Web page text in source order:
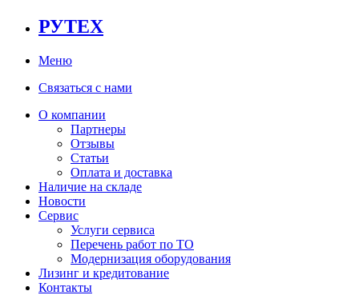
РУТЕХ
Меню
Связаться с нами
О компании
Партнеры
Отзывы
Статьи
Оплата и доставка
Наличие на складе
Новости
Сервис
Услуги сервиса
Перечень работ по ТО
Модернизация оборудования
Лизинг и кредитование
Контакты